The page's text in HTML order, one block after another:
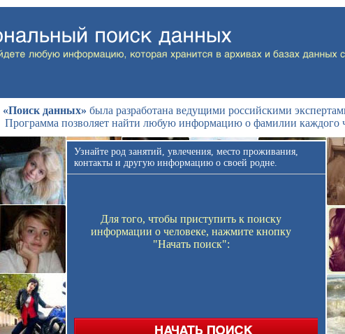
«Поиск данных» была разработана ведущими российскими
Программа позволяет найти любую информацию о фамилии каждого
Узнайте род занятий, увлечения, место проживания,
контакты и другую информацию о своей родне.
Для того, чтобы приступить к поиску
информации о человеке, нажмите кнопку
"Начать поиск":